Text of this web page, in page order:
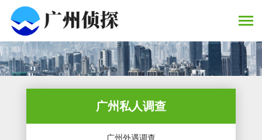
广州私人调查
广州外遇调查